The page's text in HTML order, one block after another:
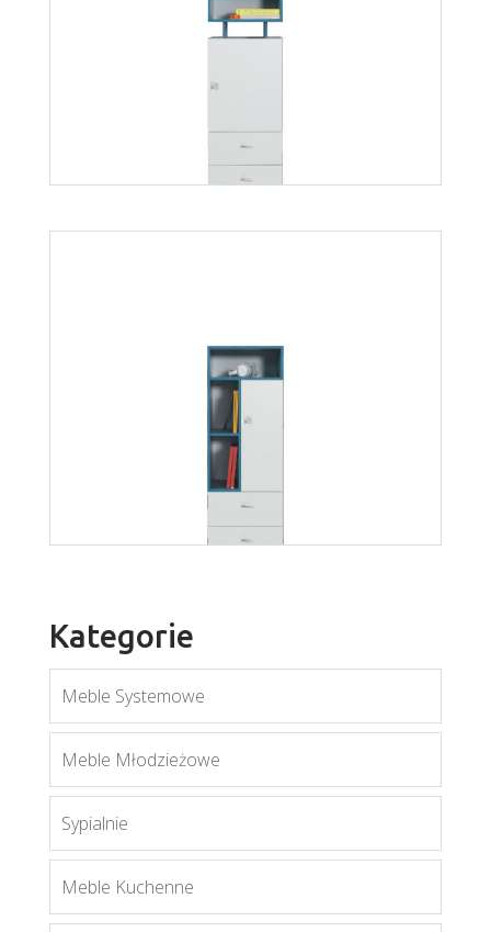
Mati K2S
Mobi MO8
Więcej
Mobi MO7
Kategorie
Meble Systemowe
Meble Młodzieżowe
Sypialnie
Meble Kuchenne